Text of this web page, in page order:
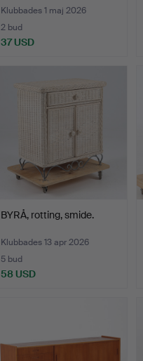
Klubbades 1 maj 2026
2 bud
37 USD
BYRÅ, rotting, smide.
Klubbades 13 apr 2026
5 bud
58 USD